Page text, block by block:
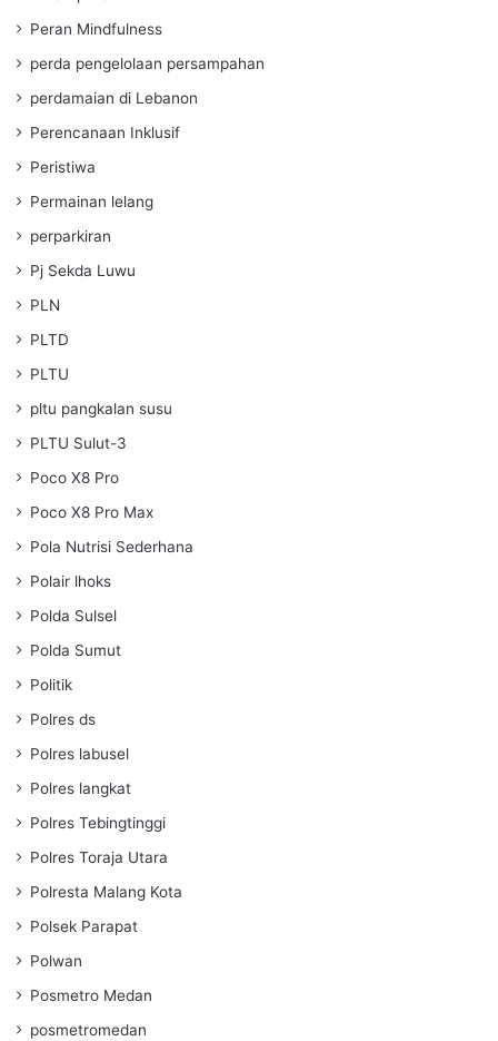
Peran Mindfulness
perda pengelolaan persampahan
perdamaian di Lebanon
Perencanaan Inklusif
Peristiwa
Permainan lelang
perparkiran
Pj Sekda Luwu
PLN
PLTD
PLTU
pltu pangkalan susu
PLTU Sulut-3
Poco X8 Pro
Poco X8 Pro Max
Pola Nutrisi Sederhana
Polair lhoks
Polda Sulsel
Polda Sumut
Politik
Polres ds
Polres labusel
Polres langkat
Polres Tebingtinggi
Polres Toraja Utara
Polresta Malang Kota
Polsek Parapat
Polwan
Posmetro Medan
posmetromedan